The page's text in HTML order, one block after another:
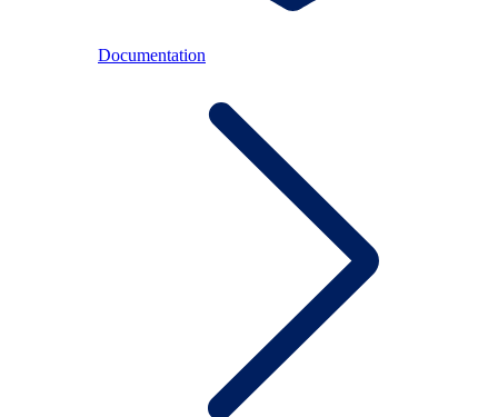
Documentation